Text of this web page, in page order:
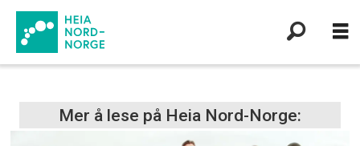
nord-Mer å lese på Heia Nord-Norge: